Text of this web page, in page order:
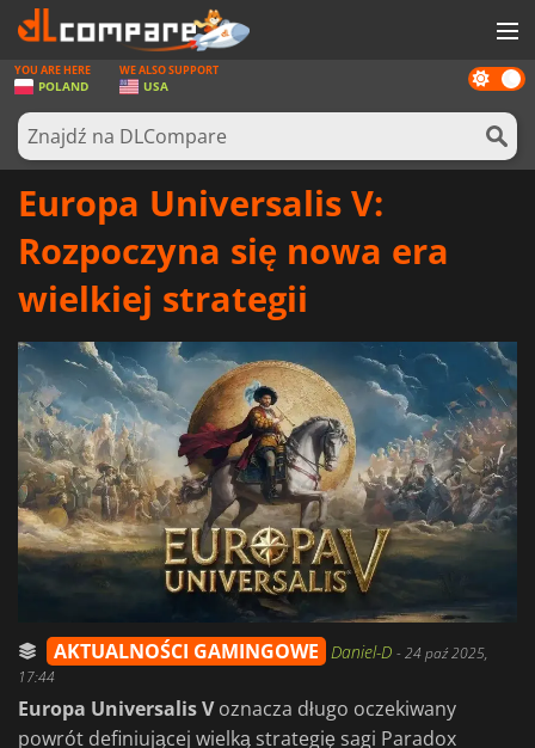
GRY
KARTY DO GIER
OPROGRAMOWANIE
SPRZĘT KOMPUTEROWY
ZALOGUJ SIĘ LUB ZAREJESTRUJ
Dark
mode
YOU ARE HERE
POLAND
WE ALSO SUPPORT
USA
Europa Universalis V:
Rozpoczyna się nowa era
wielkiej strategii
AKTUALNOŚCI GAMINGOWE Daniel-D -24 paź 2025,
17:44
Europa Universalis Voznacza długo oczekiwany
powrót definiującej wielką strategię sagi Paradox